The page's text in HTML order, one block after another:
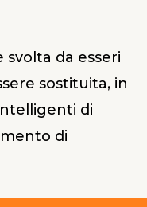
da esseri
sostituita, in
di
di